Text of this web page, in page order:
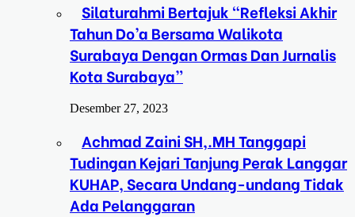
Silaturahmi Bertajuk “Refleksi Akhir
Tahun Do’a Bersama Walikota
Surabaya Dengan Ormas Dan Jurnalis
Kota Surabaya”
Desember 27, 2023
Achmad Zaini SH,.MH Tanggapi
Tudingan Kejari Tanjung Perak Langgar
KUHAP, Secara Undang-undang Tidak
Ada Pelanggaran